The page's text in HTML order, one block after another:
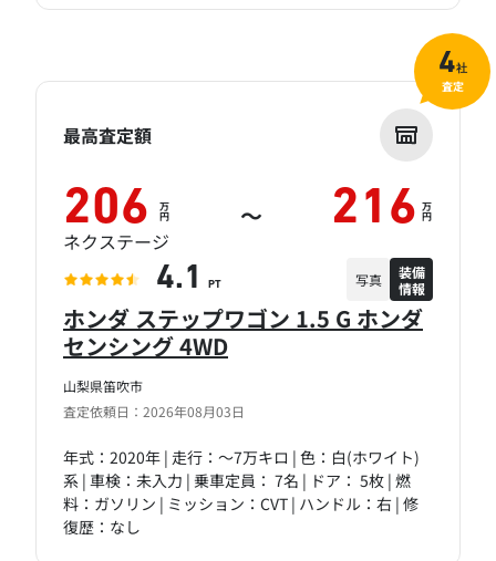
山梨県笛吹市
査定依頼日：2026年08月03日
ホンダ ステップワゴン 1.5 G ホンダ
センシング 4WD
年式：2020年 | 走行：～7万キロ | 色：白(ホワイト)
系 | 車検：未入力 | 乗車定員： 7名 | ドア： 5枚 | 燃
料：ガソリン | ミッション：CVT | ハンドル：右 | 修
復歴：なし
最高査定額
206 万
円 ～ 216 万
円
ネクステージ
4.1 PT 写真
装備
情報
4社
査定